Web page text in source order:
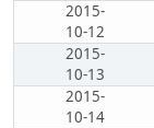
2015-
10-12
2015-
10-13
2015-
10-14